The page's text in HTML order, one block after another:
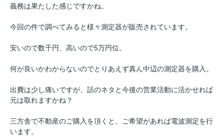
義務は果たした感じですかね。
今回の件で調べてみると様々測定器が販売されています。
安いので数千円、高いので5万円位。
何が良いかわからないのでとりあえず真ん中辺の測定器を購入。
出費は少し痛いですが、話のネタと今後の営業活動に活かせれば
元は取れますかね？
三方舎で不動産のご購入を頂くと、ご希望があれば電波測定を行
います。